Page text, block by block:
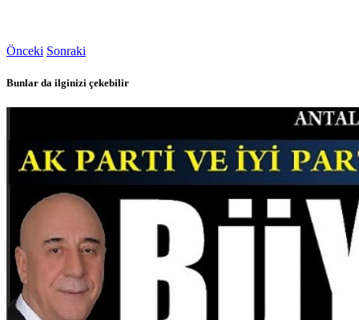
Önceki Sonraki
Bunlar da ilginizi çekebilir